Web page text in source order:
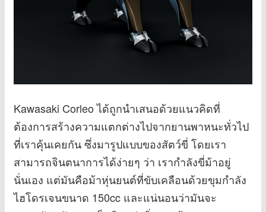
Kawasaki Corleo ได้ถูกนำเสนอด้วยแนวคิดที่
ต้องการสร้างความแตกต่างไปจากยานพาหนะทั่วไป
ที่เราคุ้นเคยกัน ซึ่งมารูปแบบของสัตว์ขี่ โดยเรา
สามารถจินตนาการได้ง่ายๆ ว่า เรากำลังขี่ม้าอยู่
นั่นเอง แต่มันคือม้าหุ่นยนต์ที่ขับเคลือนด้วยขุมกำลัง
ไฮโดรเจนขนาด 150cc และแน่นอนว่ามันจะ